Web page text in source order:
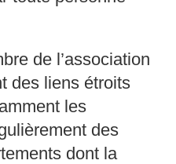
de l’association
des liens étroits
les
des
dont la